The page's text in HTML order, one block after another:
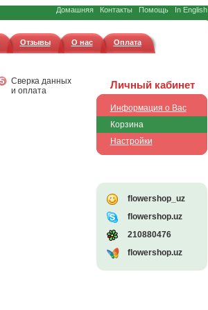
Домашняя Контакты Помощь In English
Отзывы О нас Оплата
Сверка данных
и оплата
Личный кабинет
Информация о Вас
Корзина
Настройки
flowershop_uz
flowershop.uz
210880476
flowershop.uz